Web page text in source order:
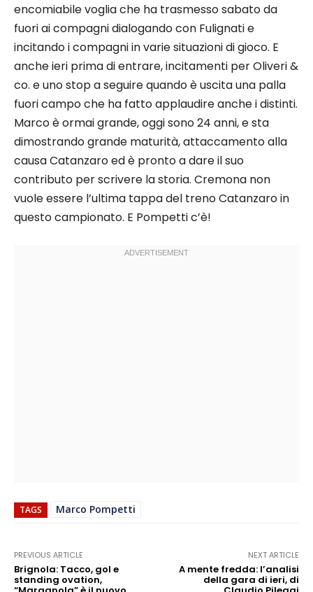
encomiabile voglia che ha trasmesso sabato da
fuori ai compagni dialogando con Fulignati e
incitando i compagni in varie situazioni di gioco. E
anche ieri prima di entrare, incitamenti per Oliveri &
co. e uno stop a seguire quando è uscita una palla
fuori campo che ha fatto applaudire anche i distinti.
Marco è ormai grande, oggi sono 24 anni, e sta
dimostrando grande maturità, attaccamento alla
causa Catanzaro ed è pronto a dare il suo
contributo per scrivere la storia. Cremona non
vuole essere l’ultima tappa del treno Catanzaro in
questo campionato. E Pompetti c’è!
TAGS Marco Pompetti
PREVIOUS ARTICLE
Brignola: Tacco, gol e
standing ovation,
NEXT ARTICLE
A mente fredda: l’analisi
della gara di ieri, di